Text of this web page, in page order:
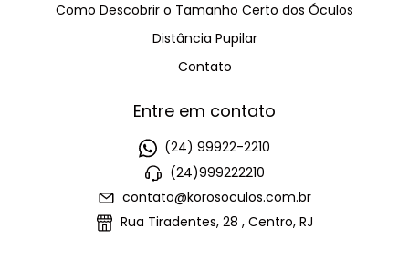
Como Descobrir o Tamanho Certo dos Óculos
Distância Pupilar
Contato
Entre em contato
(24) 99922-2210
(24)999222210
contato@korosoculos.com.br
Rua Tiradentes, 28 , Centro, RJ